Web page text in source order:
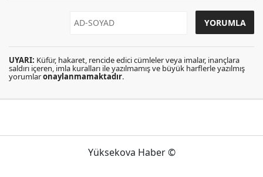
UYARI: Küfür, hakaret, rencide edici cümleler veya imalar, inançlara
saldırı içeren, imla kuralları ile yazılmamış ve büyük harflerle yazılmış
yorumlaronaylanmamaktadır.
Yüksekova Haber ©